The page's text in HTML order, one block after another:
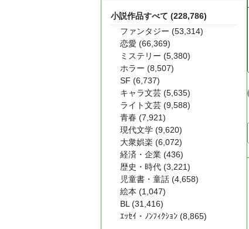
小説作品すべて (228,786)
ファンタジー (53,314)
恋愛 (66,369)
ミステリー (5,380)
ホラー (8,507)
SF (6,737)
キャラ文芸 (5,635)
ライト文芸 (9,588)
青春 (7,921)
現代文学 (9,620)
大衆娯楽 (6,072)
経済・企業 (436)
歴史・時代 (3,221)
児童書・童話 (4,658)
絵本 (1,047)
BL (31,416)
ｴｯｾｲ・ﾉﾝﾌｨｸｼｮﾝ (8,865)